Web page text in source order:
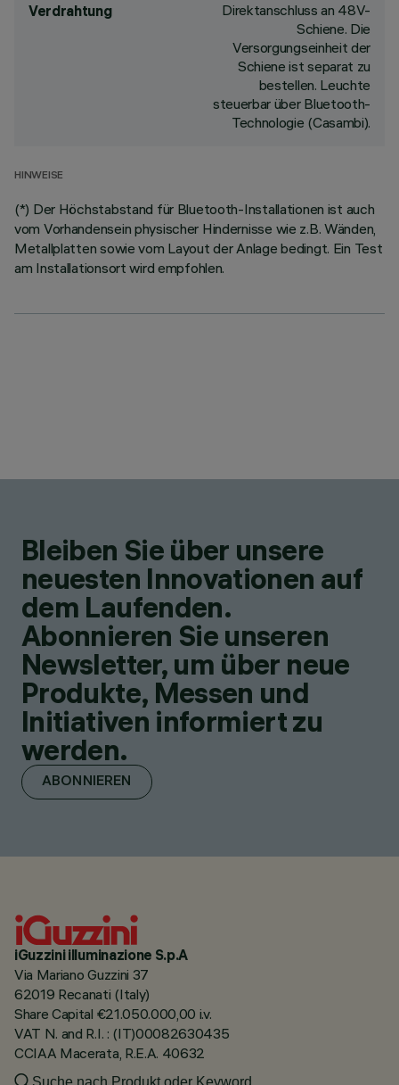
Verdrahtung
Direktanschluss an 48V-
Schiene. Die
Versorgungseinheit der
Schiene ist separat zu
bestellen. Leuchte
steuerbar über Bluetooth-
Technologie (Casambi).
HINWEISE
(*) Der Höchstabstand für Bluetooth-Installationen ist auch
vom Vorhandensein physischer Hindernisse wie z.B. Wänden,
Metallplatten sowie vom Layout der Anlage bedingt. Ein Test
am Installationsort wird empfohlen.
Bleiben Sie über unsere
neuesten Innovationen auf
dem Laufenden.
Abonnieren Sie unseren
Newsletter, um über neue
Produkte, Messen und
Initiativen informiert zu
werden.
ABONNIEREN
iGuzzini illuminazione S.p.A
Via Mariano Guzzini 37
62019 Recanati (Italy)
Share Capital €21.050.000,00 i.v.
VAT N. and R.I. : (IT)00082630435
CCIAA Macerata, R.E.A. 40632